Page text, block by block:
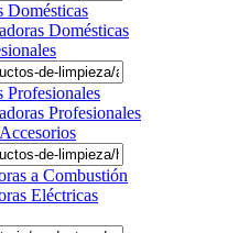
Domésticas
Domésticas
Profesionales
Profesionales
a Combustión
Eléctricas